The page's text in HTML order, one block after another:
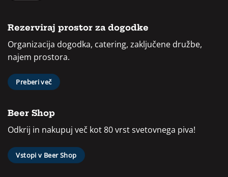
Rezerviraj prostor za dogodke
Organizacija dogodka, catering, zaključene družbe,
najem prostora.
Preberi več
Beer Shop
Odkrij in nakupuj več kot 80 vrst svetovnega piva!
Vstopi v Beer Shop